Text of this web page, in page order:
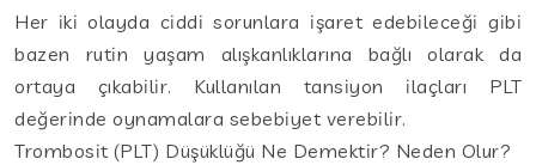
Her iki olayda ciddi sorunlara işaret edebileceği gibi
bazen rutin yaşam alışkanlıklarına bağlı olarak da
ortaya çıkabilir. Kullanılan tansiyon ilaçları PLT
değerinde oynamalara sebebiyet verebilir.
Trombosit (PLT) Düşüklüğü Ne Demektir? Neden Olur?